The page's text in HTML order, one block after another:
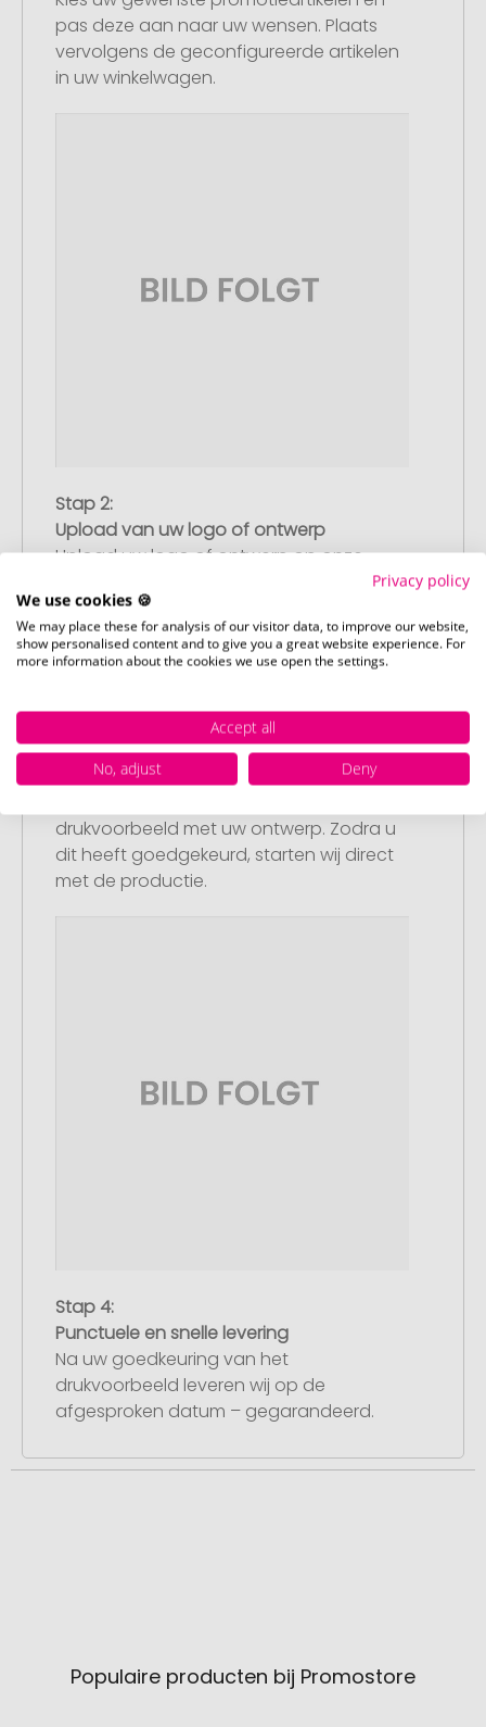
pas deze aan naar uw wensen. Plaats
vervolgens de geconfigureerde artikelen
in uw winkelwagen.
Stap 2:
Upload van uw logo of ontwerp
Upload uw logo of ontwerp op onze
afrekenpagina (checkout) en rond uw
bestelling af. Mocht u op dit moment
geen geschikt bestand beschikbaar
hebben, dan kunt u dit later aanleveren.
Stap 3:
Artikelvoorbeeld en goedkeuring
drukvoorbeeld met uw ontwerp. Zodra u
dit heeft goedgekeurd, starten wij direct
met de productie.
Stap 4:
Punctuele en snelle levering
Na uw goedkeuring van het
drukvoorbeeld leveren wij op de
afgesproken datum – gegarandeerd.
Populaire producten bij Promostore
Privacy policy
We use cookies 🍪
We may place these for analysis of our visitor data, to improve our website,
show personalised content and to give you a great website experience. For
more information about the cookies we use open the settings.
Accept all
No, adjust
Deny